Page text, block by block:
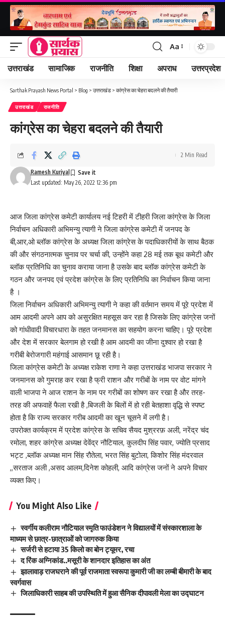
Font
Resizer
Aa
उत्तराखंड सामाजिक राजनीति शिक्षा अपराध उत्तरप्रदेश
Sarthak Prayash News Portal > Blog > उत्तराखंड > कांग्रेस का चेहरा बदलने की तैयारी
उत्तराखंड राजनीति
कांग्रेस का चेहरा बदलने की तैयारी
Last updated: May 26, 2022 12:36 pm
Ramesh Kuriyal
2 Min Read
आज जिला कांग्रेस कमेटी कार्यालय नई टिहरी में टीहरी जिला कांग्रेस के जिला
निर्वाचन अधिकारी अभिमन्यु त्यागी ने जिला कांग्रेस कमेटी में जनपद के
बी,आर,ओ ब्लॉक कांग्रेस के अध्यक्ष जिला कांग्रेस के पदाधिकारीयों के साथ बैठक
की और संगठनात्मक चुनाव पर चर्चा की, उन्होंने कहा 28 मई तक बूथ कमेटी और
ब्लॉक प्रतिनिधि का चुनाव कराया जाना है उसके बाद ब्लॉक कांग्रेस कमेटी के
गठन और जनपद एवं प्रदेश कांग्रेस के लिए प्रतिनिधि का निर्वाचन किया जाना
है ।
जिला निर्वाचन अधिकारी अभिमन्यु त्यागी ने कहा की वर्तमान समय में पूरे प्रदेश में
आम आदमी अपने आप को असुरक्षित महसूस कर रहा है जिसके लिए कांग्रेस जनों
को गांधीवादी विचारधारा के तहत जनमानस का सहयोग करना चाहिए। पूरे प्रदेश
और देश में सरकार बेलगाम हो रखी है आम आदमी का जीना दुश्वार हो रखा है
गरीबी बेरोजगारी महंगाई आसमान छू रही है।
जिला कांग्रेस कमेटी के अध्यक्ष राकेश राणा ने कहा उत्तराखंड भाजपा सरकार ने
जनमानस को गुमराह कर रखा है फ्री राशन और गरीबों के नाम पर वोट मांगने
वाली भाजपा ने आज राशन के नाम पर गरीबों का शोषण कर रखा है और तरह-
तरह की अफवाहें फैला रखी है ,बिजली के बिलों में हो रही बेतहाशा वृद्धि से स्पष्ट
होता है कि राज्य सरकार गरीब आदमी का खून चूसने में लगी है।
उपरोक्त कार्यक्रम में प्रदेश कांग्रेस के सचिव सैयद मुश्ररफ़ अली, नरेंद्र चंद
रमोला, शहर कांग्रेस अध्यक्ष देवेंद्र नौटियाल, कुलदीप सिंह पवार, ज्योति प्रसाद
भट्ट ,ब्लॉक अध्यक्ष मान सिंह रौतेला, भरत सिंह बुटोला, किशोर सिंह मंदरवाल
,,सरताज अली ,असद आलम,दिनेश कोहली, आदि कांग्रेस जनों ने अपने विचार
व्यक्त किए।
You Might Also Like
स्वर्गीय कलीराम नौटियाल स्मृति फाउंडेशन ने विद्यालयों में संस्कारशाला के
माध्यम से छात्र-छात्राओं को जागरुक किया
सर्जरी से हटाया 35 किलो का बोन ट्यूमर, रचा
द रिंक अग्निकांड..मसूरी के शानदार इतिहास का अंत
झालावाड़ राजघराने की पूर्व राजमाता स्वरूपा कुमारी जी का लम्बी बीमारी के बाद
स्वर्गवास
जिलाधिकारी साहब की उपस्थिति में हुआ सैनिक दीपावली मेला का उद्घाटन